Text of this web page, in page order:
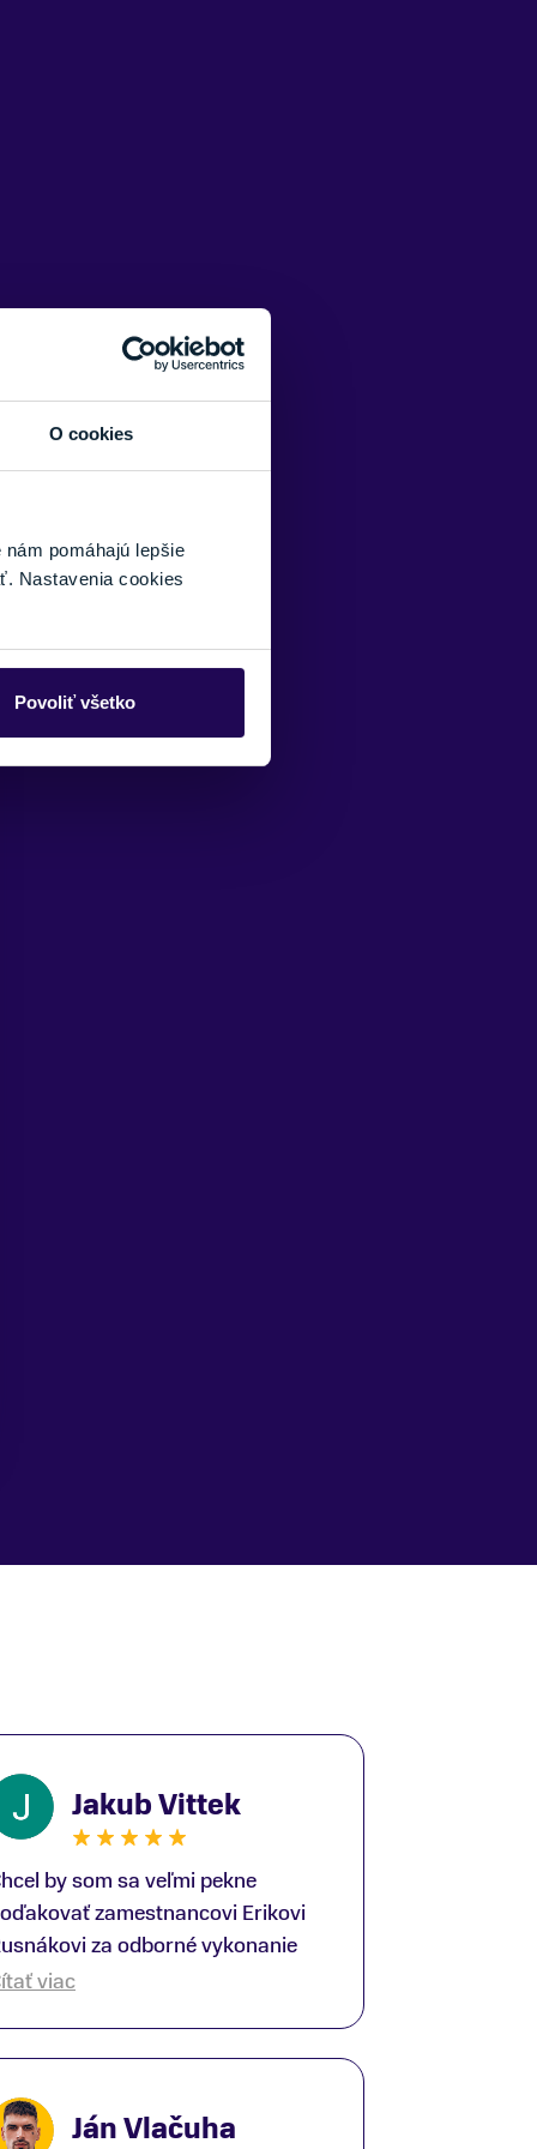
O cookies
pomáhajú lepšie
Nastavenia cookies
Povoliť všetko
Jakub Vittek
by som sa veľmi pekne
zamestnancovi Erikovi
za odborné vykonanie
fittingu. Je to super človek na
odpovedal bez zaváhania.
raz ďakujem.
viac
Ján Vlačuha